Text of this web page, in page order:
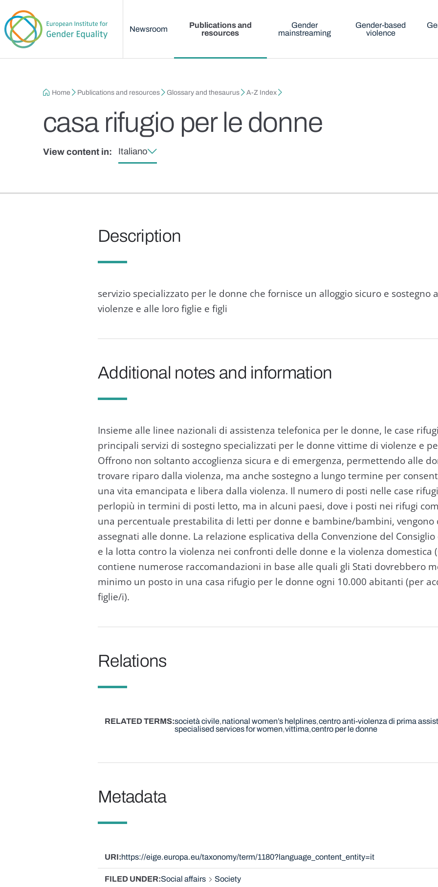
Newsroom
Publications and
resources
Gender
mainstreaming
Gender-based
violence
Breadcrumb
Home Publications and resources Glossary and thesaurus A-Z Index
casa rifugio per le donne
View content in: Italiano
Description
servizio specializzato per le donne che fornisce un alloggio sicuro e sostegno
violenze e alle loro figlie e figli
Additional notes and information
Insieme alle linee nazionali di assistenza telefonica per le donne, le case
principali servizi di sostegno specializzati per le donne vittime di violenze e
Offrono non soltanto accoglienza sicura e di emergenza, permettendo alle
trovare riparo dalla violenza, ma anche sostegno a lungo termine per
una vita emancipata e libera dalla violenza. Il numero di posti nelle case
perlopiù in termini di posti letto, ma in alcuni paesi, dove i posti nei rifugi
una percentuale prestabilita di letti per donne e bambine/bambini, vengono
assegnati alle donne. La relazione esplicativa della Convenzione del
e la lotta contro la violenza nei confronti delle donne e la violenza domestica
contiene numerose raccomandazioni in base alle quali gli Stati dovrebbero
minimo un posto in una casa rifugio per le donne ogni 10.000 abitanti (per
figlie/i).
Relations
RELATED TERMS società civile national women’s helplines centro anti-violenza di prima
specialised services for women vittima centro per le donne
Metadata
URI https://eige.europa.eu/taxonomy/term/1180?language_content_entity=it
FILED UNDER Social affairs Society